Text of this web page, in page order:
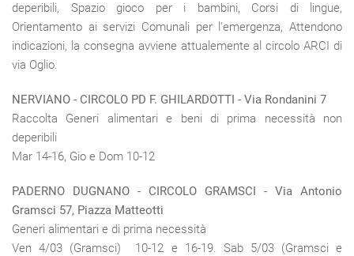
deperibili, Spazio gioco per i bambini, Corsi di lingue,
Orientamento ai servizi Comunali per l'emergenza, Attendono
indicazioni, la consegna avviene attualemente al circolo ARCI di
via Oglio.
NERVIANO - CIRCOLO PD F. GHILARDOTTI - Via Rondanini 7
Raccolta Generi alimentari e beni di prima necessità non
deperibili
Mar 14-16, Gio e Dom 10-12
PADERNO DUGNANO - CIRCOLO GRAMSCI - Via Antonio
Gramsci 57, Piazza Matteotti
Generi alimentari e di prima necessità
Ven 4/03 (Gramsci) 10-12 e 16-19. Sab 5/03 (Gramsci e